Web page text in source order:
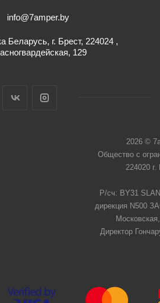
info@7amper.by
Беларусь, г. Брест, 224024 ,
129
2026 ©
Общество с
224020
Р/сч: BY31
дирекция N500
Директор